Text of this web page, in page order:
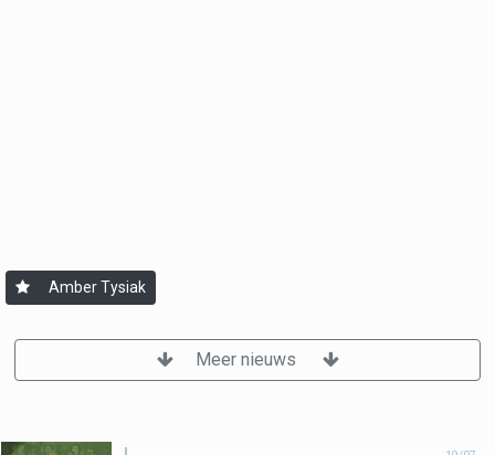
Amber Tysiak
Meer nieuws